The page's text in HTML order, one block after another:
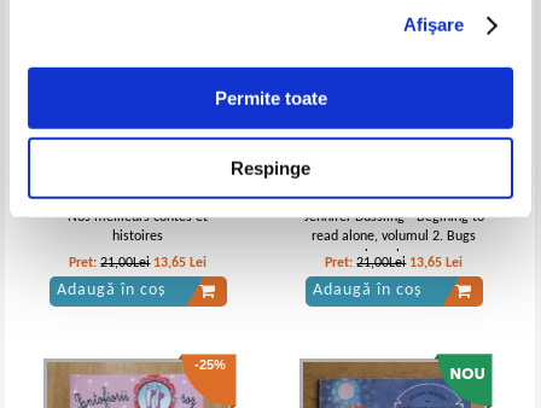
Afişare
Permite toate
Respinge
IN STOC
IN STOC
Adaugă în coș
-35%
Nos meilleurs contes et
histoires
Pret:21,00Lei 13,65 Lei
Adaugă în coș
Jennifer Dussling - Begining to
read alone, volumul 2. Bugs
bugs bugs
Pret:21,00Lei 13,65 Lei
Adaugă în coș
-25%